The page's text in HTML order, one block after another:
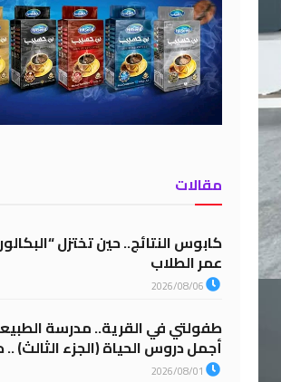
مقالات
عمر الطلاب
2026/08/06
طفولتي في القرية.. مدرسة
أجمل دروس الحياة (الجزء الثالث) ..
2026/08/01